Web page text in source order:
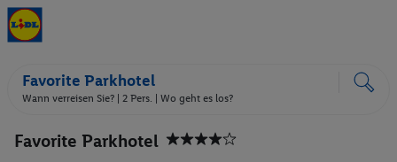
Favorite Parkhotel
Wann verreisen Sie? | 2 Pers. | Wo geht es los?
Favorite Parkhotel